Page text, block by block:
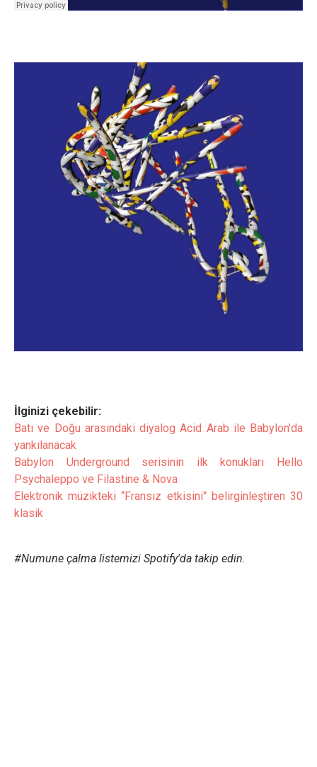
İlginizi çekebilir:
Batı ve Doğu arasındaki diyalog Acid Arab ile Babylon'da
yankılanacak
Babylon Underground serisinin ilk konukları Hello
Psychaleppo ve Filastine & Nova
Elektronik müzikteki “Fransız etkisini" belirginleştiren 30
klasik
#Numune çalma listemizi Spotify'da takip edin.